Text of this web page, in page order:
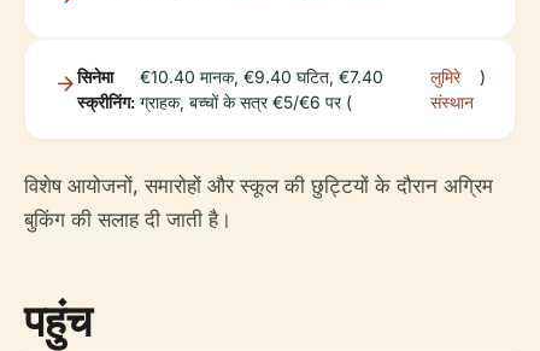
सिनेमा
स्क्रीनिंग:
€10.40 मानक, €9.40 घटित, €7.40
ग्राहक, बच्चों के सत्र €5/€6 पर (
लुमिरे
संस्थान
)
विशेष आयोजनों, समारोहों और स्कूल की छुट्टियों के दौरान अग्रिम
बुकिंग की सलाह दी जाती है।
पहुंच